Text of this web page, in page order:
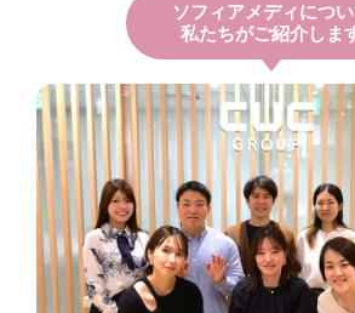
ソフィアメディにつ
私たちがご紹介しま